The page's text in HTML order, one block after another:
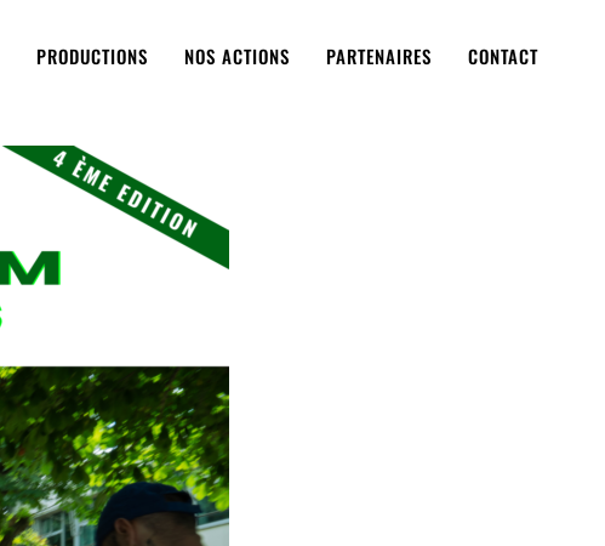
PRODUCTIONS NOS ACTIONS PARTENAIRES CONTACT